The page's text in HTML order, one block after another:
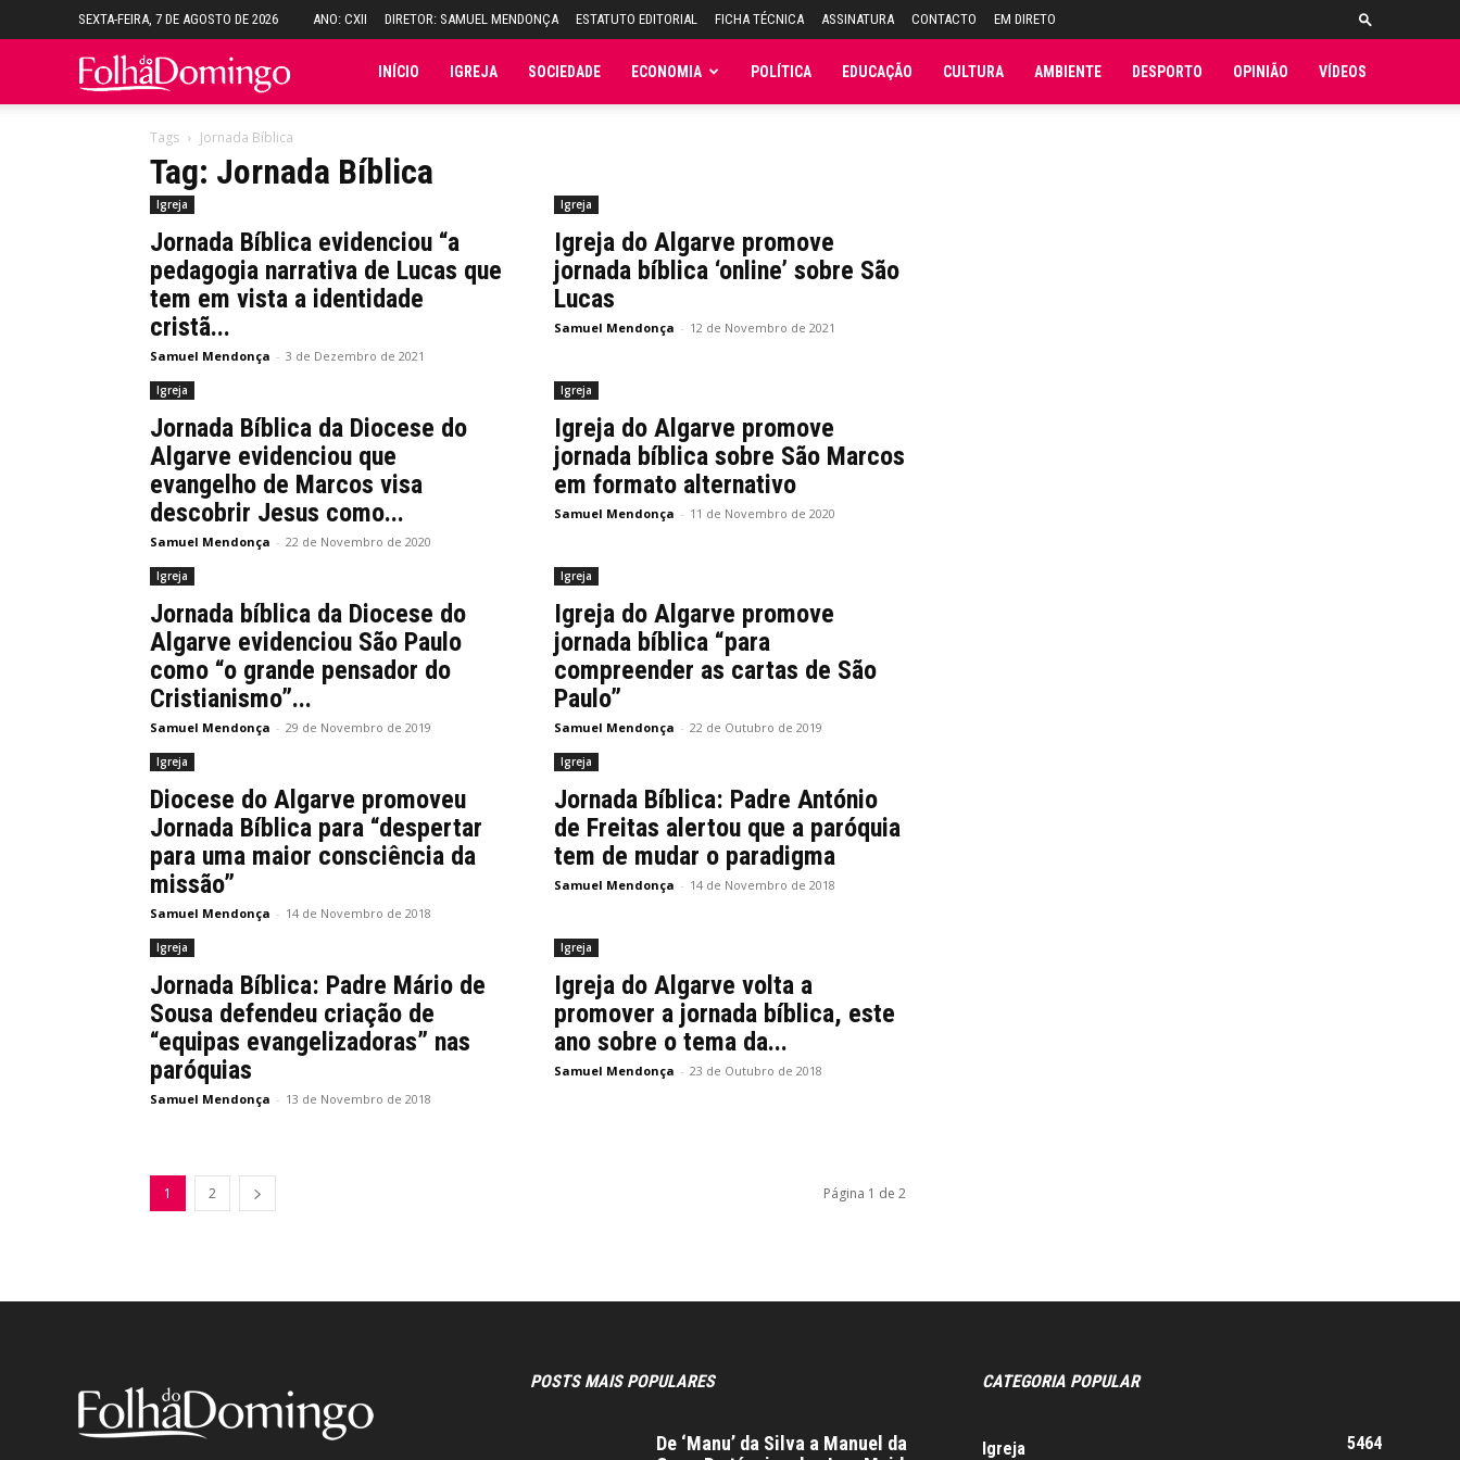
SEXTA-FEIRA, 7 DE AGOSTO DE 2026 ANO: CXII DIRETOR: SAMUEL MENDONÇA ESTATUTO EDITORIAL FICHA TÉCNICA ASSINATURA CONTACTO EM DIRETO
Folha
do
INÍCIO IGREJA SOCIEDADE ECONOMIA POLÍTICA EDUCAÇÃO CULTURA AMBIENTE DESPORTO OPINIÃO VÍDEOS
Tags Jornada Bíblica
Tag: Jornada Bíblica
Igreja
Jornada Bíblica evidenciou “a
pedagogia narrativa de Lucas que
tem em vista a identidade
cristã...
Samuel Mendonça - 3 de Dezembro de 2021
Igreja
Igreja do Algarve promove
jornada bíblica ‘online’ sobre São
Lucas
Samuel Mendonça - 12 de Novembro de 2021
Igreja
Jornada Bíblica da Diocese do
Algarve evidenciou que
evangelho de Marcos visa
descobrir Jesus como...
Samuel Mendonça - 22 de Novembro de 2020
Igreja
Igreja do Algarve promove
jornada bíblica sobre São Marcos
em formato alternativo
Samuel Mendonça - 11 de Novembro de 2020
Igreja
Jornada bíblica da Diocese do
Algarve evidenciou São Paulo
como “o grande pensador do
Cristianismo”...
Samuel Mendonça - 29 de Novembro de 2019
Igreja
Igreja do Algarve promove
jornada bíblica “para
compreender as cartas de São
Paulo”
Samuel Mendonça - 22 de Outubro de 2019
Igreja
Diocese do Algarve promoveu
Jornada Bíblica para “despertar
para uma maior consciência da
missão”
Samuel Mendonça - 14 de Novembro de 2018
Igreja
Jornada Bíblica: Padre António
de Freitas alertou que a paróquia
tem de mudar o paradigma
Samuel Mendonça - 14 de Novembro de 2018
Igreja
Jornada Bíblica: Padre Mário de
Sousa defendeu criação de
“equipas evangelizadoras” nas
paróquias
Samuel Mendonça - 13 de Novembro de 2018
Igreja
Igreja do Algarve volta a
promover a jornada bíblica, este
ano sobre o tema da...
Samuel Mendonça - 23 de Outubro de 2018
1 2 Página 1 de 2
POSTS MAIS POPULARES
De ‘Manu’ da Silva a Manuel da
CATEGORIA POPULAR
Igreja 5464